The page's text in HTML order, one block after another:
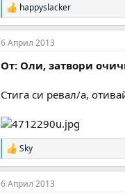
Р
е
а
к
и
:
happyslacker
6 Април 2013
От: Оли, затвори
Стига си ревал/а,
Р
е
а
к
Sky
6 Април 2013